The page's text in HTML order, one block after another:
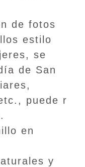
de fotos
estilo
se
de San
puede r
en
y